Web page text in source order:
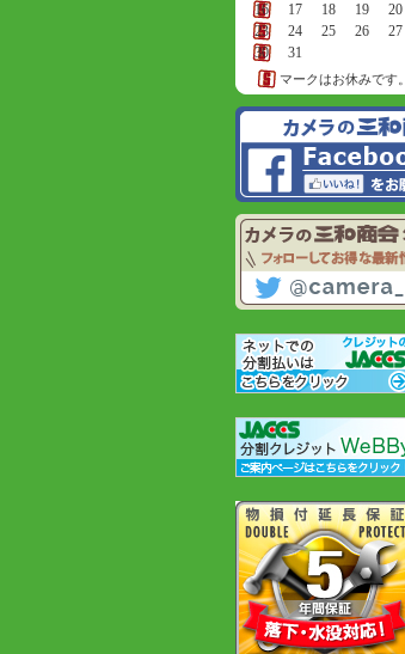
16
17 18 19 20
23
24 25 26 27
30
31
マークはお休みです。